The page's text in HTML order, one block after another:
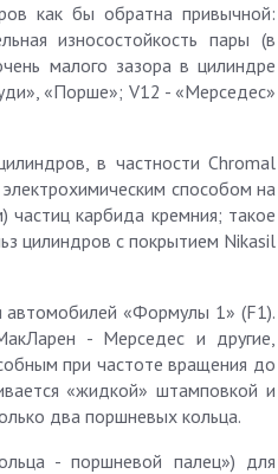
как бы обратна привычной:
износостойкость пары (в
малого зазора в цилиндре
«Порше»; V12 - «Мерседес»
в частности Chromal
способом на
карбида кремния; такое
цилиндров с покрытием Nikasil
автомобилей «Формулы 1» (F1).
- Мерседес и другие,
при частоте вращения до
«жидкой» штамповкой и
два поршневых кольца.
- поршневой палец») для